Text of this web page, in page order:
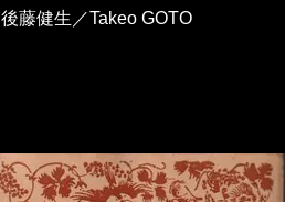
後藤健生／Takeo GOTO